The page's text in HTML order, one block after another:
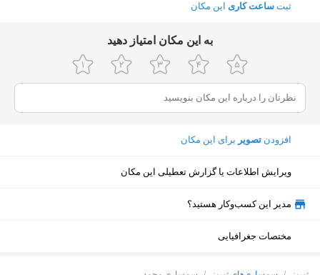
ثبت ساعت کاری این مکان
ﺑﻪ اﯾﻦ ﻣﮑﺎن اﻣﺘﯿﺎز دﻫﯿﺪ
افزودن تصویر برای این مکان
ویرایش اطلاعات یا گزارش تعطیلی این مکان
مدیر این کسب‌وکار هستید؟
مختصات جغرافیایی